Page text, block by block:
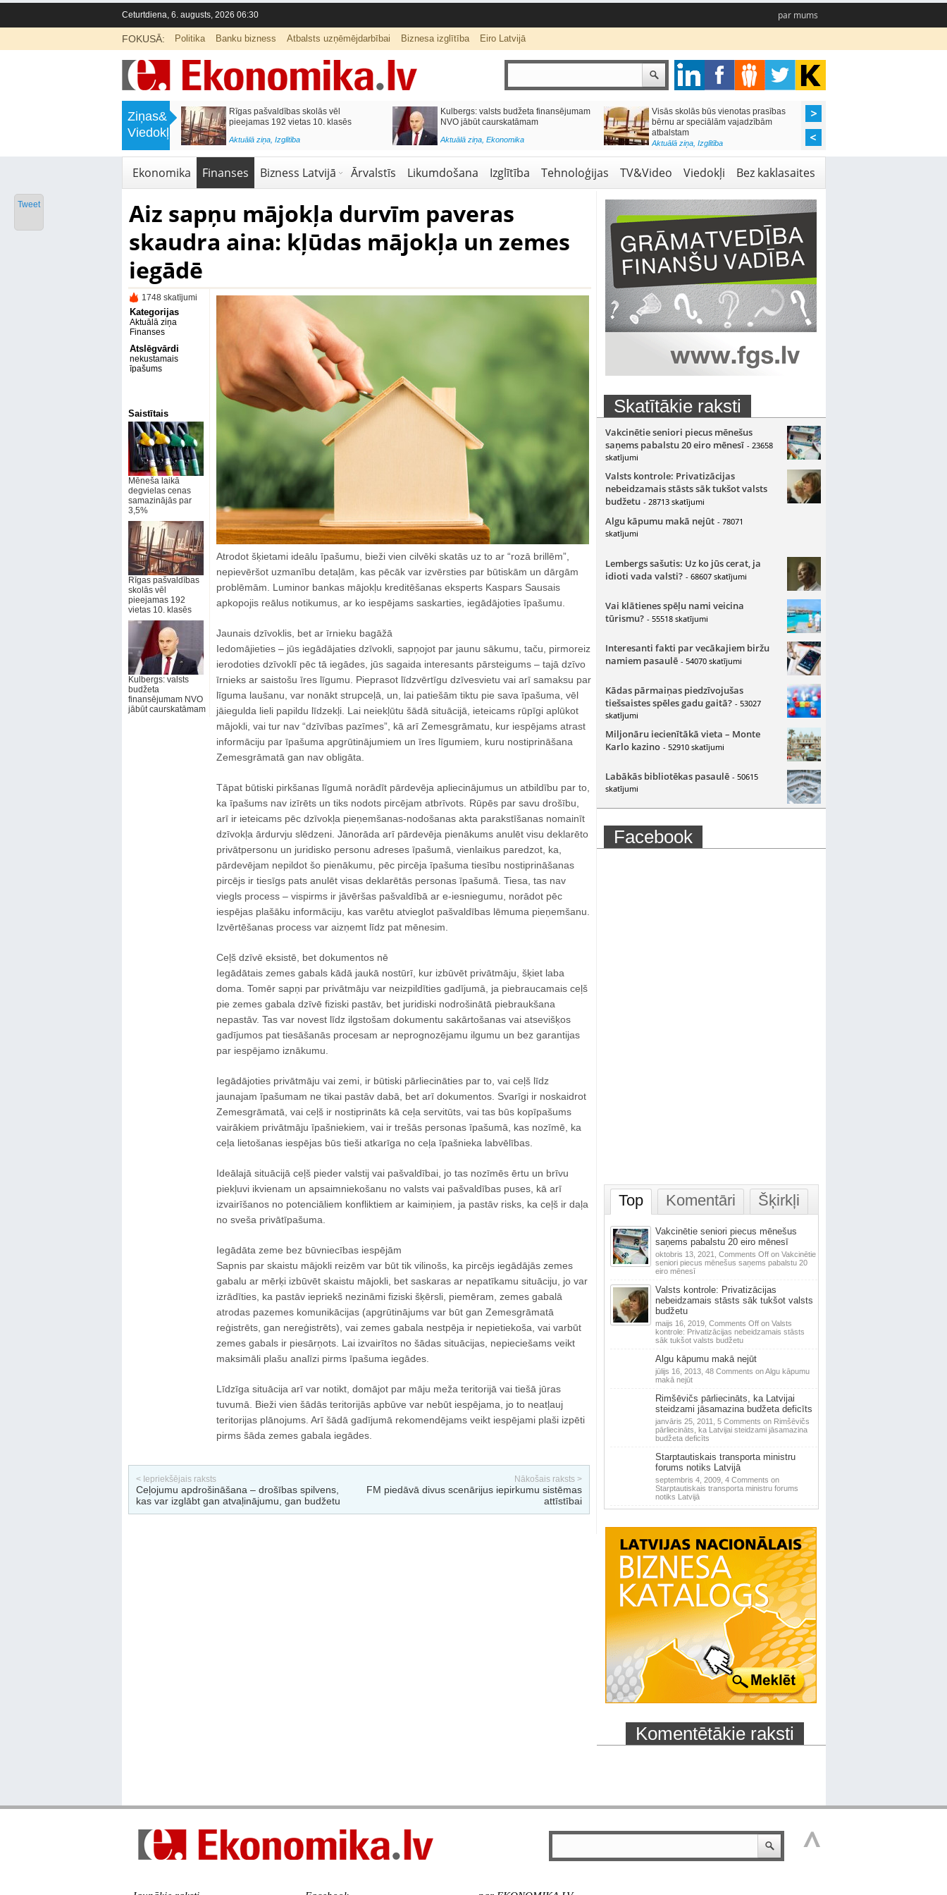
Ceturtdiena, 6. augusts, 2026 06:30 par mums
FOKUSĀ: Politika Banku bizness Atbalsts uzņēmējdarbībai Biznesa izglītība Eiro Latvijā
Ziņas&
Viedokļi
Mēneša laikā degvielas cenas
Rīgas pašvaldības skolās vēl
pieejamas 192 vietas 10. klasēs
Aktuālā ziņa, Izglītība
Kulbergs: valsts budžeta finansējumam
NVO jābūt caurskatāmam
Aktuālā ziņa, Ekonomika
Visās skolās būs vienotas prasības
bērnu ar speciālām vajadzībām
atbalstam
Aktuālā ziņa, Izglītība
Ekonomika Finanses Bizness Latvijā Ārvalstīs Likumdošana Izglītība Tehnoloģijas TV&Video Viedokļi Bez kaklasaites
Aiz sapņu mājokļa durvīm paveras
skaudra aina: kļūdas mājokļa un zemes
iegādē
1748 skatījumi
Kategorijas
Aktuālā ziņa
Finanses
Atslēgvārdi
nekustamais
īpašums
Saistītais
Mēneša laikā
degvielas cenas
samazinājās par
3,5%
Rīgas pašvaldības
skolās vēl
pieejamas 192
vietas 10. klasēs
Kulbergs: valsts
budžeta
finansējumam NVO
jābūt caurskatāmam
Atrodot šķietami ideālu īpašumu, bieži vien cilvēki skatās uz to ar “rozā brillēm”,
nepievēršot uzmanību detaļām, kas pēcāk var izvērsties par būtiskām un dārgām
problēmām. Luminor bankas mājokļu kreditēšanas eksperts Kaspars Sausais
apkopojis reālus notikumus, ar ko iespējams saskarties, iegādājoties īpašumu.
Jaunais dzīvoklis, bet ar īrnieku bagāžā
Iedomājieties – jūs iegādājaties dzīvokli, sapņojot par jaunu sākumu, taču, pirmoreiz
ierodoties dzīvoklī pēc tā iegādes, jūs sagaida interesants pārsteigums – tajā dzīvo
īrnieks ar saistošu īres līgumu. Pieprasot līdzvērtīgu dzīvesvietu vai arī samaksu par
līguma laušanu, var nonākt strupceļā, un, lai patiešām tiktu pie sava īpašuma, vēl
jāiegulda lieli papildu līdzekļi. Lai neiekļūtu šādā situācijā, ieteicams rūpīgi aplūkot
mājokli, vai tur nav “dzīvības pazīmes”, kā arī Zemesgrāmatu, kur iespējams atrast
informāciju par īpašuma apgrūtinājumiem un īres līgumiem, kuru nostiprināšana
Zemesgrāmatā gan nav obligāta.
Tāpat būtiski pirkšanas līgumā norādīt pārdevēja apliecinājumus un atbildību par to,
ka īpašums nav izīrēts un tiks nodots pircējam atbrīvots. Rūpēs par savu drošību,
arī ir ieteicams pēc dzīvokļa pieņemšanas-nodošanas akta parakstīšanas nomainīt
dzīvokļa ārdurvju slēdzeni. Jānorāda arī pārdevēja pienākums anulēt visu deklarēto
privātpersonu un juridisko personu adreses īpašumā, vienlaikus paredzot, ka,
pārdevējam nepildot šo pienākumu, pēc pircēja īpašuma tiesību nostiprināšanas
pircējs ir tiesīgs pats anulēt visas deklarētās personas īpašumā. Tiesa, tas nav
viegls process – vispirms ir jāvēršas pašvaldībā ar e-iesniegumu, norādot pēc
iespējas plašāku informāciju, kas varētu atvieglot pašvaldības lēmuma pieņemšanu.
Izvērtēšanas process var aizņemt līdz pat mēnesim.
Ceļš dzīvē eksistē, bet dokumentos nē
Iegādātais zemes gabals kādā jaukā nostūrī, kur izbūvēt privātmāju, šķiet laba
doma. Tomēr sapņi par privātmāju var neizpildīties gadījumā, ja piebraucamais ceļš
pie zemes gabala dzīvē fiziski pastāv, bet juridiski nodrošinātā piebraukšana
nepastāv. Tas var novest līdz ilgstošam dokumentu sakārtošanas vai atsevišķos
gadījumos pat tiesāšanās procesam ar neprognozējamu ilgumu un bez garantijas
par iespējamo iznākumu.
Iegādājoties privātmāju vai zemi, ir būtiski pārliecināties par to, vai ceļš līdz
jaunajam īpašumam ne tikai pastāv dabā, bet arī dokumentos. Svarīgi ir noskaidrot
Zemesgrāmatā, vai ceļš ir nostiprināts kā ceļa servitūts, vai tas būs kopīpašums
vairākiem privātmāju īpašniekiem, vai ir trešās personas īpašumā, kas nozīmē, ka
ceļa lietošanas iespējas būs tieši atkarīga no ceļa īpašnieka labvēlības.
Ideālajā situācijā ceļš pieder valstij vai pašvaldībai, jo tas nozīmēs ērtu un brīvu
piekļuvi ikvienam un apsaimniekošanu no valsts vai pašvaldības puses, kā arī
izvairīšanos no potenciāliem konfliktiem ar kaimiņiem, ja pastāv risks, ka ceļš ir daļa
no sveša privātīpašuma.
Iegādāta zeme bez būvniecības iespējām
Sapnis par skaistu mājokli reizēm var būt tik vilinošs, ka pircējs iegādājās zemes
gabalu ar mērķi izbūvēt skaistu mājokli, bet saskaras ar nepatīkamu situāciju, jo var
izrādīties, ka pastāv iepriekš nezināmi fiziski šķērsli, piemēram, zemes gabalā
atrodas pazemes komunikācijas (apgrūtinājums var būt gan Zemesgrāmatā
reģistrēts, gan nereģistrēts), vai zemes gabala nestpēja ir nepietiekoša, vai varbūt
zemes gabals ir piesārņots. Lai izvairītos no šādas situācijas, nepieciešams veikt
maksimāli plašu analīzi pirms īpašuma iegādes.
Līdzīga situācija arī var notikt, domājot par māju meža teritorijā vai tiešā jūras
tuvumā. Bieži vien šādās teritorijās apbūve var nebūt iespējama, jo to neatļauj
teritorijas plānojums. Arī šādā gadījumā rekomendējams veikt iespējami plaši izpēti
pirms šāda zemes gabala iegādes.
< Iepriekšējais raksts
Ceļojumu apdrošināšana – drošības spilvens,
kas var izglābt gan atvaļinājumu, gan budžetu
Nākošais raksts >
FM piedāvā divus scenārijus iepirkumu sistēmas
attīstībai
Skatītākie raksti
Vakcinētie seniori piecus mēnešus
saņems pabalstu 20 eiro mēnesī - 23658
skatījumi
Valsts kontrole: Privatizācijas
nebeidzamais stāsts sāk tukšot valsts
budžetu - 28713 skatījumi
Algu kāpumu makā nejūt - 78071
skatījumi
Lembergs sašutis: Uz ko jūs cerat, ja
idioti vada valsti? - 68607 skatījumi
Vai klātienes spēļu nami veicina
tūrismu? - 55518 skatījumi
Interesanti fakti par vecākajiem biržu
namiem pasaulē - 54070 skatījumi
Kādas pārmaiņas piedzīvojušas
tiešsaistes spēles gadu gaitā? - 53027
skatījumi
Miljonāru iecienītākā vieta – Monte
Karlo kazino - 52910 skatījumi
Labākās bibliotēkas pasaulē - 50615
skatījumi
Facebook
Top Komentāri Šķirkļi
Vakcinētie seniori piecus mēnešus
saņems pabalstu 20 eiro mēnesī
oktobris 13, 2021, Comments Offon Vakcinētie
seniori piecus mēnešus saņems pabalstu 20
eiro mēnesī
Valsts kontrole: Privatizācijas
nebeidzamais stāsts sāk tukšot valsts
budžetu
maijs 16, 2019, Comments Offon Valsts
kontrole: Privatizācijas nebeidzamais stāsts
sāk tukšot valsts budžetu
Algu kāpumu makā nejūt
jūlijs 16, 2013, 48 Comments on Algu kāpumu
makā nejūt
Rimšēvičs pārliecināts, ka Latvijai
steidzami jāsamazina budžeta deficīts
janvāris 25, 2011, 5 Comments on Rimšēvičs
pārliecināts, ka Latvijai steidzami jāsamazina
budžeta deficīts
Starptautiskais transporta ministru
forums notiks Latvijā
septembris 4, 2009, 4 Comments on
Starptautiskais transporta ministru forums
notiks Latvijā
Komentētākie raksti
Tweet